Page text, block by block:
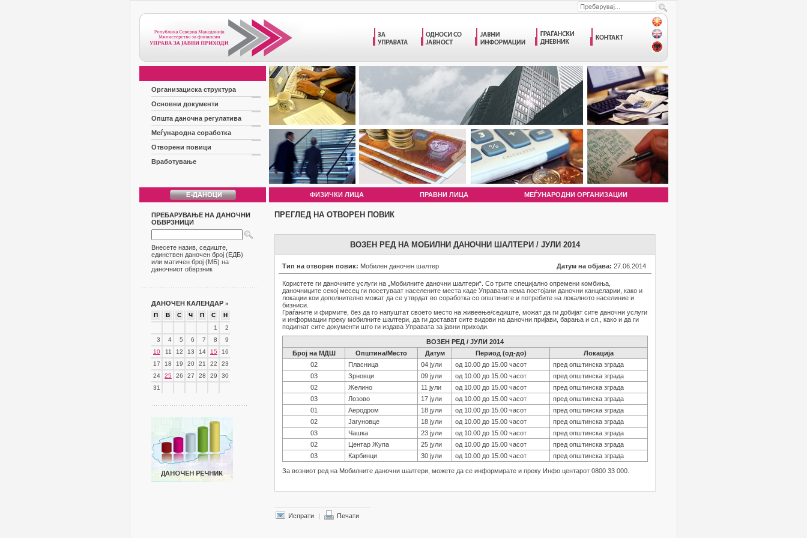
Организациска структура
Основни документи
Општа даночна регулатива
Меѓународна соработка
Отворени повици
Вработување
ФИЗИЧКИ ЛИЦА ПРАВНИ ЛИЦА МЕЃУНАРОДНИ ОРГАНИЗАЦИИ
ПРЕБАРУВАЊЕ НА ДАНОЧНИ
ОБВРЗНИЦИ
Внесете назив, седиште,
единствен даночен број (ЕДБ)
или матичен број (МБ) на
даночниот обврзник
ДАНОЧЕН КАЛЕНДАР »
П В С Ч П С
Н
1
2
3
4 5 6 7 8
9
10
11 12 13 14 15
16
17
18 19 20 21 22
23
24
25 26 27 28 29
30
31
ПРЕГЛЕД НА ОТВОРЕН ПОВИК
ВОЗЕН РЕД НА МОБИЛНИ ДАНОЧНИ ШАЛТЕРИ / ЈУЛИ 2014
Тип на отворен повик: Мобилен даночен шалтер Датум на објава: 27.06.2014
Користете ги даночните услуги на „Мобилните даночни шалтери“. Со трите специјално опремени комбиња,
даночниците секој месец ги посетуваат населените места каде Управата нема постојани даночни канцеларии, како и
локации кои дополнително можат да се утврдат во соработка со општините и потребите на локалното населиние и
бизниси.
Граѓаните и фирмите, без да го напуштат своето место на живеење/седиште, можат да ги добијат сите даночни услуги
и информации преку мобилните шалтери, да ги достават сите видови на даночни пријави, барања и сл., како и да ги
подигнат сите документи што ги издава Управата за јавни приходи.
ВОЗЕН РЕД / ЈУЛИ 2014
Број на МДШ
Општина/Место Датум Период (од-до)
Локација
02
Пласница 04 јули од 10.00 до 15.00 часот
пред општинска зграда
03
Зрновци 09 јули од 10.00 до 15.00 часот
пред општинска зграда
02
Желино 11 јули од 10.00 до 15.00 часот
пред општинска зграда
03
Лозово 17 јули од 10.00 до 15.00 часот
пред општинска зграда
01
Аеродром 18 јули од 10.00 до 15.00 часот
пред општинска зграда
02
Јагуновце 18 јули од 10.00 до 15.00 часот
пред општинска зграда
03
Чашка 23 јули од 10.00 до 15.00 часот
пред општинска зграда
02
Центар Жупа 25 јули од 10.00 до 15.00 часот
пред општинска зграда
03
Карбинци 30 јули од 10.00 до 15.00 часот пред општинска зграда
За возниот ред на Мобилните даночни шалтери, можете да се информирате и преку Инфо центарот 0800 33 000.
Испрати | Печати